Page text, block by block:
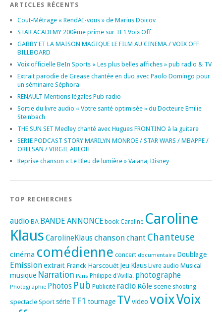
ARTICLES RÉCENTS
Cout-Métrage « RendAI-vous » de Marius Doicov
STAR ACADEMY 200ème prime sur TF1 Voix Off
GABBY ET LA MAISON MAGIQUE LE FILM AU CINEMA / VOIX OFF
BILLBOARD
Voix officielle BeIn Sports « Les plus belles affiches » pub radio & TV
Extrait parodie de Grease chantée en duo avec Paolo Domingo pour
un séminaire Séphora
RENAULT Mentions légales Pub radio
Sortie du livre audio « Votre santé optimisée » du Docteure Emilie
Steinbach
THE SUN SET Medley chanté avec Hugues FRONTINO à la guitare
SERIE PODCAST STORY MARILYN MONROE / STAR WARS / MBAPPE /
ORELSAN / VIRGIL ABLOH
Reprise chanson « Le Bleu de lumière » Vaiana, Disney
TOP RECHERCHES
audio BA BANDE ANNONCE book Caroline Caroline
Klaus CarolineKlaus chanson chant Chanteuse
cinéma comédienne concert documentaire Doublage
Emissionextrait Franck Harscouët Jeu Klaus Livre audio Musical
musique Narration Paris Philippe d'Avilla. photographe
Photographie Photos Pub Publicité radio Rôle scene shooting
spectacle Sport série TF1 tournage TVvideo voixVoix